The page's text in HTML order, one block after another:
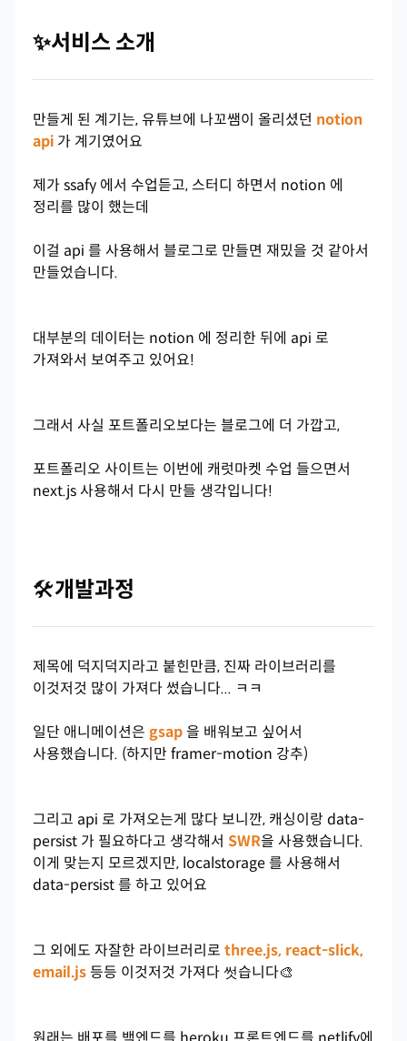
✨서비스 소개
만들게 된 계기는, 유튜브에 나꼬쌤이 올리셨던 notion
api 가 계기였어요
제가 ssafy 에서 수업듣고, 스터디 하면서 notion 에
정리를 많이 했는데
이걸 api 를 사용해서 블로그로 만들면 재밌을 것 같아서
만들었습니다.
대부분의 데이터는 notion 에 정리한 뒤에 api 로
가져와서 보여주고 있어요!
그래서 사실 포트폴리오보다는 블로그에 더 가깝고,
포트폴리오 사이트는 이번에 캐럿마켓 수업 들으면서
next.js 사용해서 다시 만들 생각입니다!
🛠️개발과정
제목에 덕지덕지라고 붙힌만큼, 진짜 라이브러리를
이것저것 많이 가져다 썼습니다... ㅋㅋ
일단 애니메이션은 gsap을 배워보고 싶어서
사용했습니다. (하지만 framer-motion 강추)
그리고 api 로 가져오는게 많다 보니깐, 캐싱이랑 data-
persist 가 필요하다고 생각해서 SWR을 사용했습니다.
이게 맞는지 모르겠지만, localstorage 를 사용해서
data-persist 를 하고 있어요
그 외에도 자잘한 라이브러리로 three.js, react-slick,
email.js등등 이것저것 가져다 썻습니다🎨